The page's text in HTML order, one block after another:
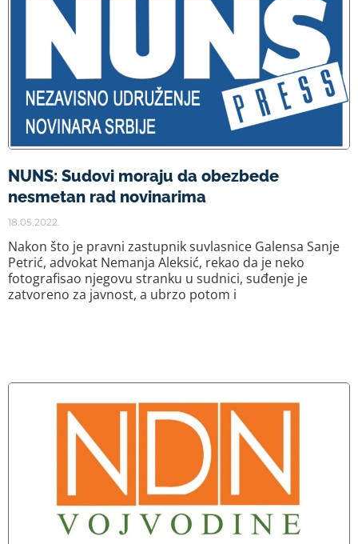
NUNS: Sudovi moraju da obezbede
nesmetan rad novinarima
18.05.2022.
Nakon što je pravni zastupnik suvlasnice Galensa Sanje
Petrić, advokat Nemanja Aleksić, rekao da je neko
fotografisao njegovu stranku u sudnici, suđenje je
zatvoreno za javnost, a ubrzo potom i